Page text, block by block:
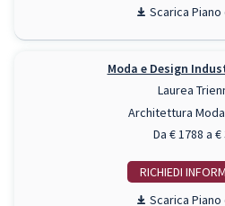
Piano
Moda e Design
Laurea
Architettura
Da € 1788 a €
RICHIEDI INFO
Piano